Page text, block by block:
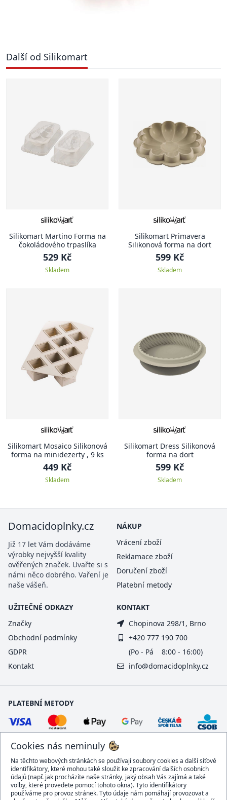
Další od Silikomart
Silikomart Martino Forma na
čokoládového trpaslíka
529 Kč
Skladem
Silikomart Primavera
Silikonová forma na dort
599 Kč
Skladem
Silikomart Mosaico Silikonová
forma na minidezerty , 9 ks
449 Kč
Skladem
Silikomart Dress Silikonová
forma na dort
599 Kč
Skladem
Cookies nás neminuly
Na těchto webových stránkách se používají soubory cookies a další síťové
identifikátory, které mohou také sloužit ke zpracování dalších osobních
údajů (např. jak procházíte naše stránky, jaký obsah Vás zajímá a také
volby, které provedete pomocí tohoto okna). Tyto identifikátory
používáme pro provoz stránek. Tyto údaje nám pomáhají provozovat a
Domacidoplnky.cz
Již 17 let Vám dodáváme
výrobky nejvyšší kvality
ověřených značek. Uvařte si s
námi něco dobrého. Vaření je
naše vášeň.
NÁKUP
Vrácení zboží
Reklamace zboží
Doručení zboží
Platební metody
UŽITEČNÉ ODKAZY
Značky
Obchodní podmínky
GDPR
Kontakt
KONTAKT
Chopinova 298/1, Brno
+420 777 190 700
(Po - Pá 8:00 - 16:00)
info@domacidoplnky.cz
PLATEBNÍ METODY